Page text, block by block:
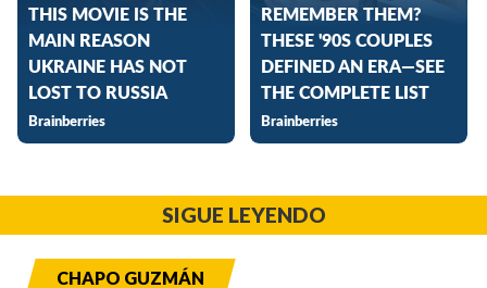
SIGUE LEYENDO
CHAPO GUZMÁN